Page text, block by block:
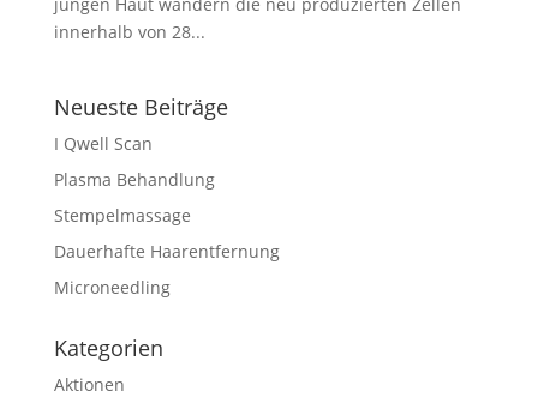
innerhalb von 28...
Neueste Beiträge
I Qwell Scan
Plasma Behandlung
Stempelmassage
Dauerhafte Haarentfernung
Microneedling
Kategorien
Aktionen